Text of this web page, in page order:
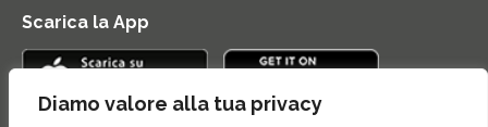
Diamo valore alla tua privacy
Scarica la App